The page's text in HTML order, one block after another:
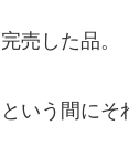
売した品。
いう間にそ